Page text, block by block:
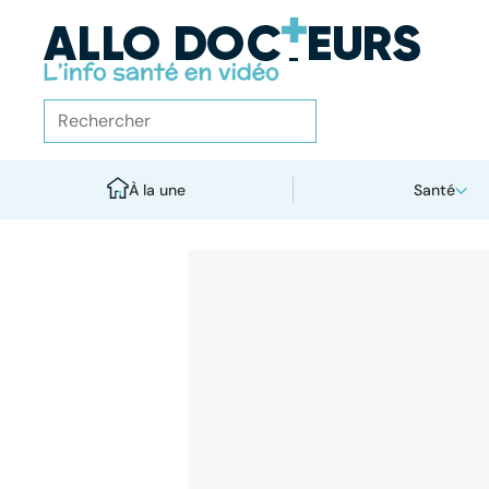
À la une Santé